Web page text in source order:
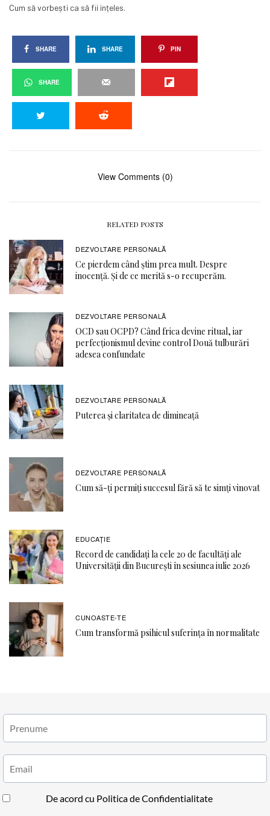
Cum să vorbești ca să fii ințeles.
SHARE SHARE PIN
SHARE
View Comments (0)
RELATED POSTS
DEZVOLTARE PERSONALĂ
Ce pierdem când știm prea mult. Despre
inocență. Și de ce merită s-o recuperăm.
DEZVOLTARE PERSONALĂ
OCD sau OCPD? Când frica devine ritual, iar
perfecționismul devine control Două tulburări
adesea confundate
DEZVOLTARE PERSONALĂ
Puterea și claritatea de dimineață
DEZVOLTARE PERSONALĂ
Cum să-ți permiți succesul fără să te simți vinovat
EDUCAŢIE
Record de candidați la cele 20 de facultăți ale
Universității din București în sesiunea iulie 2026
CUNOASTE-TE
Cum transformă psihicul suferința în normalitate